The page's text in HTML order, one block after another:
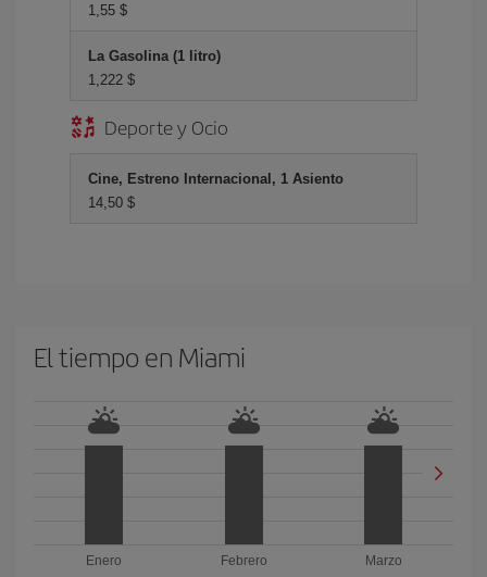
1,55 $
La Gasolina (1 litro)
1,222 $
Deporte y Ocio
Cine, Estreno Internacional, 1 Asiento
14,50 $
El tiempo en Miami
Enero
Febrero
Marzo